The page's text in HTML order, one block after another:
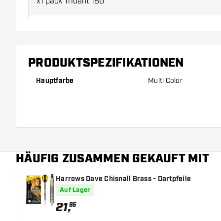
Point sharpener
x5 sets Super-Lock rings
PRODUKTSPEZIFIKATIONEN
Hauptfarbe Multi Color
HÄUFIG ZUSAMMEN GEKAUFT MIT
Harrows Dave Chisnall Brass - Dartpfeile
Auf Lager
21,95